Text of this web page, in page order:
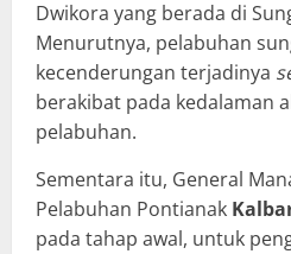
Dwikora yang berada di
Menurutnya, pelabuhan
kecenderungan terjadinya
berakibat pada kedalaman
pelabuhan.
Sementara itu, General
Pelabuhan Pontianak
pada tahap awal, untuk